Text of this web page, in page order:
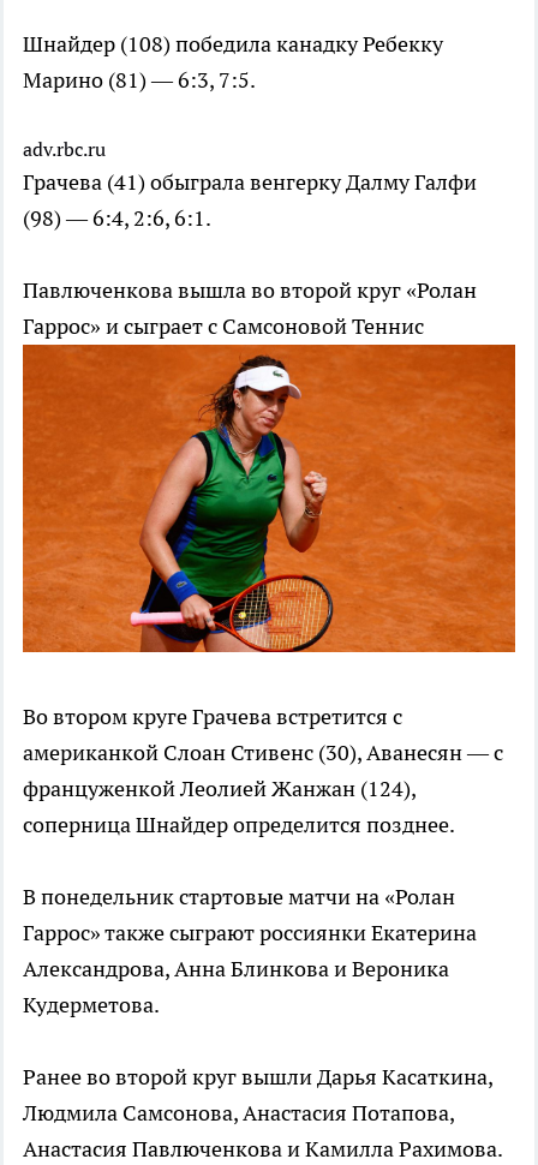
Шнайдер (108) победила канадку Ребекку
Марино (81) — 6:3, 7:5.
adv.rbc.ru
Грачева (41) обыграла венгерку Далму Галфи
(98) — 6:4, 2:6, 6:1.
Павлюченкова вышла во второй круг «Ролан
Гаррос» и сыграет с СамсоновойТеннис
Во втором круге Грачева встретится с
американкой Слоан Стивенс (30), Аванесян — с
француженкой Леолией Жанжан (124),
соперница Шнайдер определится позднее.
В понедельник стартовые матчи на «Ролан
Гаррос» также сыграют россиянки Екатерина
Александрова, Анна Блинкова и Вероника
Кудерметова.
Ранее во второй круг вышли Дарья Касаткина,
Людмила Самсонова, Анастасия Потапова,
Анастасия Павлюченкова и Камилла Рахимова.